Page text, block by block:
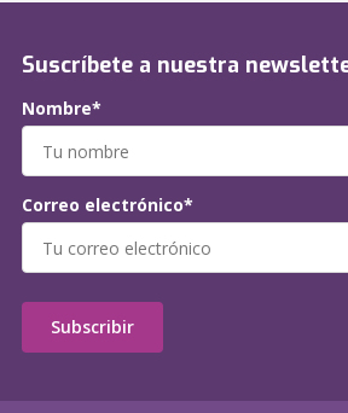
Suscríbete a nuestra
Nombre*
Correo electrónico*
Subscribir